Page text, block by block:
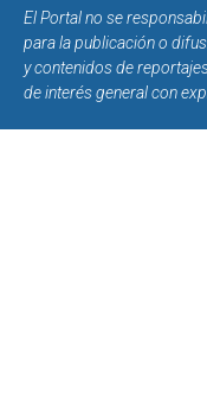
El Portal no se
para la publicación o
y contenidos de
de interés general con